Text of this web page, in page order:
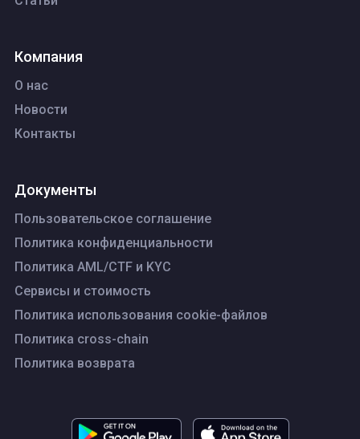
Компания
О нас
Новости
Контакты
Документы
Пользовательское соглашение
Политика конфиденциальности
Политика AML/CTF и KYC
Сервисы и стоимость
Политика использования cookie-файлов
Политика cross-chain
Политика возврата